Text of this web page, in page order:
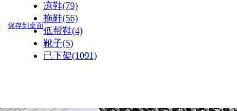
保存到桌面
凉鞋(79)
拖鞋(56)
低帮鞋(4)
靴子(5)
已下架(1091)